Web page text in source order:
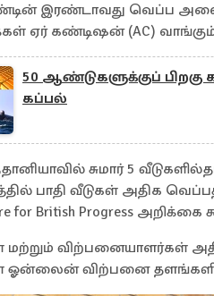
இரண்டாவது வெப்ப
ஏர் கண்டிஷன் (AC)
50 ஆண்டுகளுக்குப் பிறகு
கப்பல்
சுமார் 5
பாதி வீடுகள் அதிக
British Progress அறிக்கை
மற்றும் விற்பனையாளர்கள்
ஓன்லைன் விற்பனை